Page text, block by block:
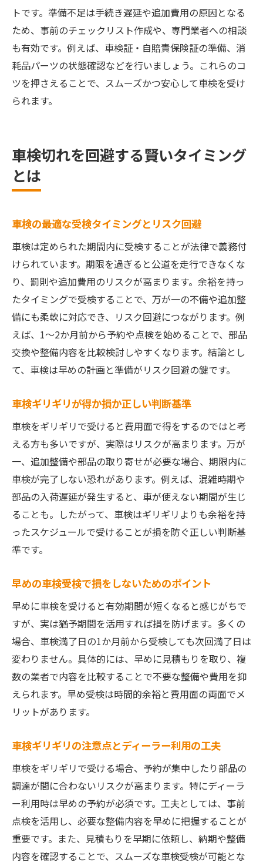
管理
猶予期間中に起こりやすいトラブルと対処
法
車検リスクを減らす猶予期間中のチェック
項目
安心して車検を迎えるための準備と注意点
車検書類や必要アイテムのチェックリスト
車検切れトラブルを防ぐための確認事項
ア
トです。準備不足は手続き遅延や追加費用の原因となる
ため、事前のチェックリスト作成や、専門業者への相談
も有効です。例えば、車検証・自賠責保険証の準備、消
耗品パーツの状態確認などを行いましょう。これらのコ
ツを押さえることで、スムーズかつ安心して車検を受け
られます。
車検切れを回避する賢いタイミング
とは
車検の最適な受検タイミングとリスク回避
車検は定められた期間内に受検することが法律で義務付
けられています。期限を過ぎると公道を走行できなくな
り、罰則や追加費用のリスクが高まります。余裕を持っ
たタイミングで受検することで、万が一の不備や追加整
備にも柔軟に対応でき、リスク回避につながります。例
えば、1～2か月前から予約や点検を始めることで、部品
交換や整備内容を比較検討しやすくなります。結論とし
て、車検は早めの計画と準備がリスク回避の鍵です。
車検ギリギリが得か損か正しい判断基準
車検をギリギリで受けると費用面で得をするのではと考
える方も多いですが、実際はリスクが高まります。万が
一、追加整備や部品の取り寄せが必要な場合、期限内に
車検が完了しない恐れがあります。例えば、混雑時期や
部品の入荷遅延が発生すると、車が使えない期間が生じ
ることも。したがって、車検はギリギリよりも余裕を持
ったスケジュールで受けることが損を防ぐ正しい判断基
準です。
早めの車検受検で損をしないためのポイント
早めに車検を受けると有効期間が短くなると感じがちで
すが、実は猶予期間を活用すれば損を防げます。多くの
場合、車検満了日の1か月前から受検しても次回満了日は
変わりません。具体的には、早めに見積もりを取り、複
数の業者で内容を比較することで不要な整備や費用を抑
えられます。早め受検は時間的余裕と費用面の両面でメ
リットがあります。
車検ギリギリの注意点とディーラー利用の工夫
車検をギリギリで受ける場合、予約が集中したり部品の
調達が間に合わないリスクが高まります。特にディーラ
ー利用時は早めの予約が必須です。工夫としては、事前
点検を活用し、必要な整備内容を早めに把握することが
重要です。また、見積もりを早期に依頼し、納期や整備
内容を確認することで、スムーズな車検受検が可能とな